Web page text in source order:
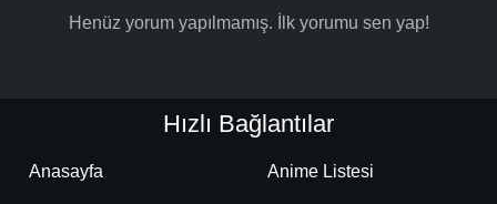
Henüz yorum yapılmamış. İlk yorumu sen yap!
Hızlı Bağlantılar
Anasayfa Anime Listesi